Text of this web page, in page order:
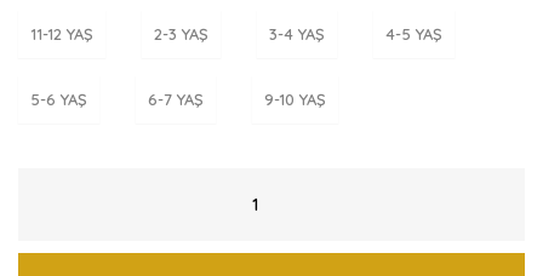
11-12 YAŞ 2-3 YAŞ 3-4 YAŞ 4-5 YAŞ
5-6 YAŞ 6-7 YAŞ 9-10 YAŞ